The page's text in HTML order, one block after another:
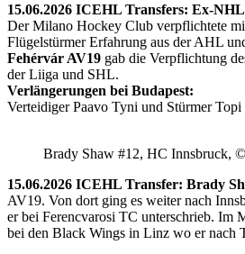
15.06.2026 ICEHL Transfers: Ex-
Der Milano Hockey Club verpflichtete
Flügelstürmer Erfahrung aus der AHL
Fehérvár AV19 gab die Verpflichtung
der Liiga und SHL.
Verlängerungen bei Budapest:
Verteidiger Paavo Tyni und Stürmer
Brady Shaw #12, HC Innsbruck,
15.06.2026 ICEHL Transfer: Brady
AV19. Von dort ging es weiter nach
er bei Ferencvarosi TC unterschrieb. Im
bei den Black Wings in Linz wo er nach